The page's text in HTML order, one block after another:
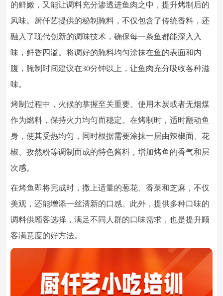
的鲜嫩，又能让调料充分渗透进鱼肉之中，提升烤制后的
风味。厨仟艺提供的秘制腌料，不仅包含了传统香料，还
融入了现代创新的调味技术，确保每一条鱼都能深入入
味，鲜香四溢。将调好的腌料均匀涂抹在鱼的表面和内
腹，腌制时间建议在30分钟以上，让鱼肉充分吸收各种滋
味。
烤制过程中，火候的掌握至关重要。使用木炭或者无烟煤
作为燃料，保持火力均匀而稳定。在烤制时，适时翻动鱼
身，使其受热均匀，同时根据需要涂抹一层由辣椒面、花
椒、孜然粉等调制而成的特色酱料，增加烤鱼的香气和层
次感。
在烤鱼即将完成时，撒上适量的葱花、香菜和芝麻，不仅
美观，还能增添一丝清新的口感。此外，提供多种口味的
调料供顾客选择，满足不同人群的口味需求，也是提升顾
客满意度的好方法。